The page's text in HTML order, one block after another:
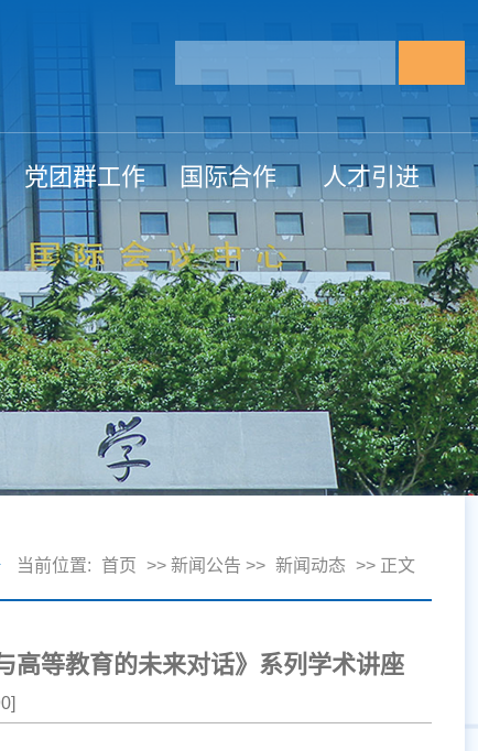
党团群工作 国际合作 人才引进
当前位置: 首页 >> 新闻公告 >> 新闻动态 >> 正文
高等教育的未来对话》系列学术讲座
]